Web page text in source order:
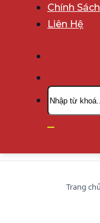
Bột
Bột
Chính Sách
Liên Hệ
Tìm
kiếm:
Trang chủ